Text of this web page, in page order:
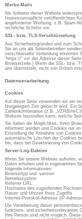
Werbe-Mails
Als Anbieter dieser Website
Impressumspflicht veröffentlichten
angeforderter Werbung, z.B. Spam-
rechtliche Schritte vor.
SSL- bzw. TLS-Verschlüsselung
Aus Sicherheitsgründen und zum
Sie an uns als Seitenbetreiber
verschlüsselte Verbindung erkennen
“https://” vor der Adresse dieser
Browserzeile.) Wenn die SSL- bzw.
uns übermitteln, nicht von Dritten
Datenverarbeitung
Cookies
Auf dieser Seite verwenden wir ein
festgelegten Zeit gelöscht wird. Ein
Zahlenkombination (z.B:
Website feststellen kann, welche
Sie haben die Möglichkeit, Ihren
informiert werden und Cookies nur
Einstellung die Annahme von
automatische Löschen der Cookies
hin, dass bei Deaktivierung von
Server-Log-Dateien
Wenn Sie unsere Website aufrufen,
Daten erhoben und in sogenannten
folgende Informationen:
Browsertyp und -version
Betriebssystem
Referrer URL
Hostname des zugreifenden Rechners
Datum und Uhrzeit Ihres Zugriffs
Internet-Protokoll-Adresse (IP-
Die Verarbeitung dieser
funktions- und sicherheitsrelevanten
Ihre Person sind nicht möglich.